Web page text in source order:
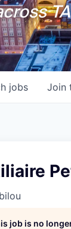
jobs Join
job is no